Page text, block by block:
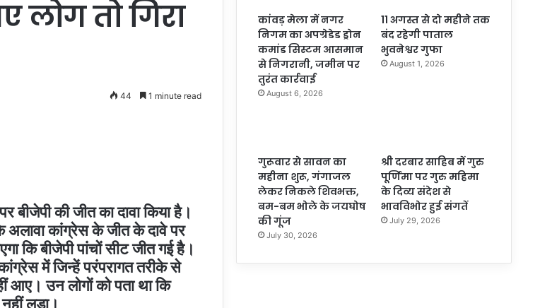
लोग तो गिरा
44 1 minute read
बीजेपी की जीत का दावा किया है।
अलावा कांग्रेस के जीत के दावे पर
कि बीजेपी पांचों सीट जीत गई है।
में जिन्हें परंपरागत तरीके से
आए। उन लोगों को पता था कि
लड़ा।
कांवड़ मेला में नगर
निगम का अपग्रेडेड ड्रोन
कमांड सिस्टम आसमान
से निगरानी, जमीन पर
तुरंत कार्रवाई
August 6, 2026
11 अगस्त से दो महीने तक
बंद रहेगी पाताल
भुवनेश्वर गुफा
August 1, 2026
गुरूवार से सावन का
महीना शुरू, गंगाजल
लेकर निकले शिवभक्त,
बम-बम भोले के जयघोष
की गूंज
July 30, 2026
श्री दरबार साहिब में गुरु
पूर्णिमा पर गुरु महिमा
के दिव्य संदेश से
भावविभोर हुई संगतें
July 29, 2026